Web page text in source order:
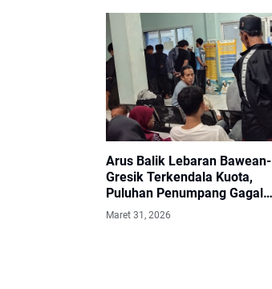
Arus Balik Lebaran Bawean-
Gresik Terkendala Kuota,
Puluhan Penumpang Gagal
Berangkat
Maret 31, 2026